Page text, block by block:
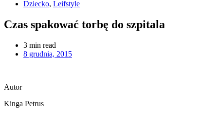
Dziecko, Leifstyle
Czas spakować torbę do szpitala
3 min read
8 grudnia, 2015
Autor
Kinga Petrus